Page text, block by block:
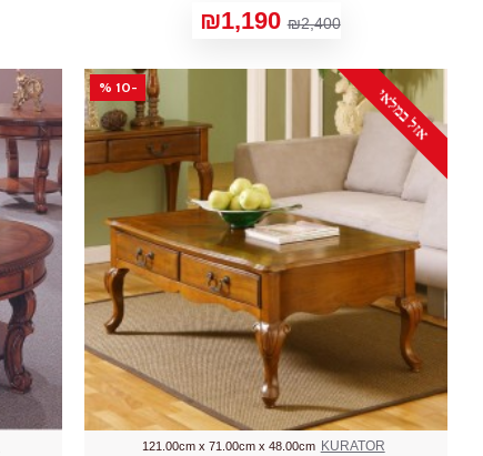
₪2,400
₪1,190
-10 % אזל במלאי
KURATOR
121.00cm x 71.00cm x 48.00cm